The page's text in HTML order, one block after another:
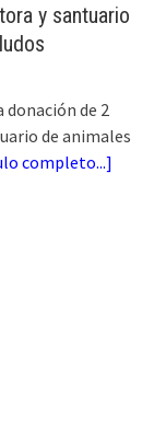
y santuario
de 2
de animales
completo...]